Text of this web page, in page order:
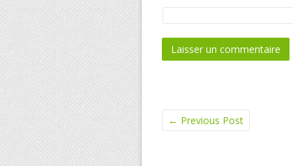
← Previous Post